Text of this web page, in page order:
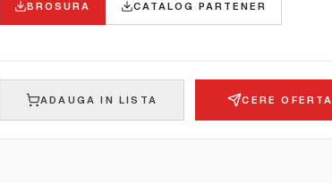
BROSURA CATALOG PARTENER
ADAUGA IN LISTA CERE OFERTA